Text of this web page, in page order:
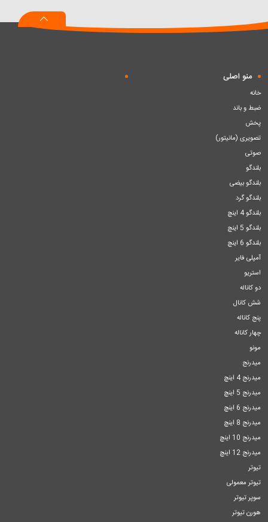
سبد
منو اصلی
خانه
ضبط و باند
پخش
تصویری (مانیتور)
صوتی
بلندگو
بلندگو بیضی
بلندگو گرد
بلندگو 4 اینچ
بلندگو 5 اینچ
بلندگو 6 اینچ
آمپلی فایر
استریو
دو کاناله
شش کانال
پنج کاناله
چهار کاناله
مونو
میدرنج
میدرنج 4 اینچ
میدرنج 5 اینچ
میدرنج 6 اینچ
میدرنج 8 اینچ
میدرنج 10 اینچ
میدرنج 12 اینچ
تیوتر
تیوتر معمولی
سوپر تیوتر
هورن تیوتر